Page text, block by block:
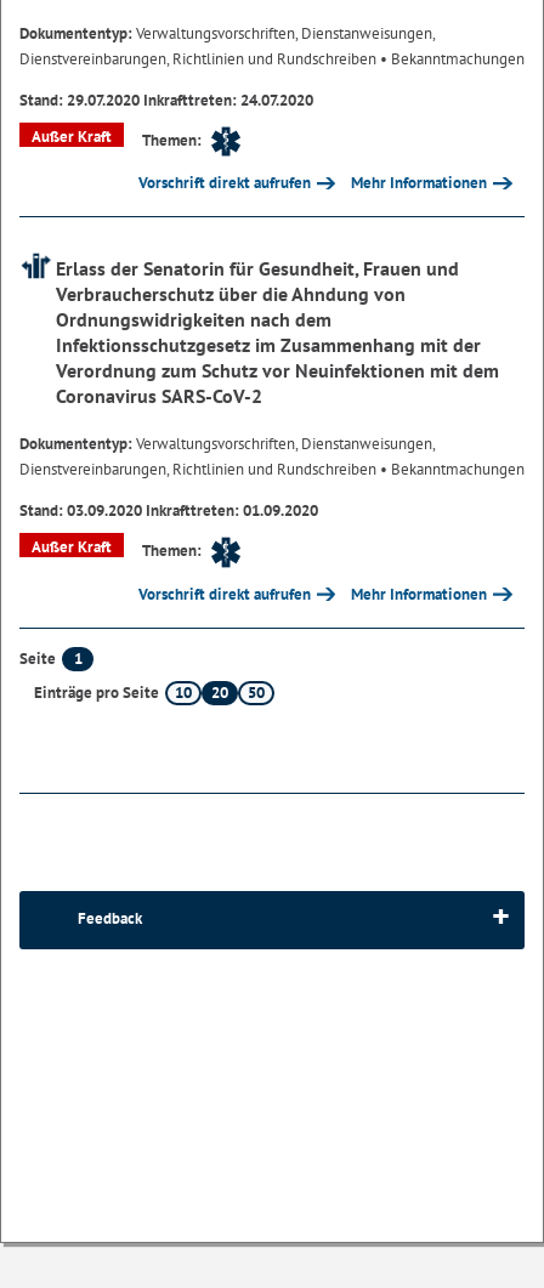
Dokumententyp:Verwaltungsvorschriften, Dienstanweisungen,
Dienstvereinbarungen, Richtlinien und Rundschreiben • Bekanntmachungen
Stand: 29.07.2020 Inkrafttreten: 24.07.2020
Außer Kraft
Themen:
Vorschrift direkt aufrufen Mehr Informationen
Erlass der Senatorin für Gesundheit, Frauen und
Verbraucherschutz über die Ahndung von
Ordnungswidrigkeiten nach dem
Infektionsschutzgesetz im Zusammenhang mit der
Verordnung zum Schutz vor Neuinfektionen mit dem
Coronavirus SARS-CoV-2
Dokumententyp:Verwaltungsvorschriften, Dienstanweisungen,
Dienstvereinbarungen, Richtlinien und Rundschreiben • Bekanntmachungen
Stand: 03.09.2020 Inkrafttreten: 01.09.2020
Außer Kraft
Themen:
Vorschrift direkt aufrufen Mehr Informationen
Seite
1
Einträge pro Seite
10 20 50
Feedback